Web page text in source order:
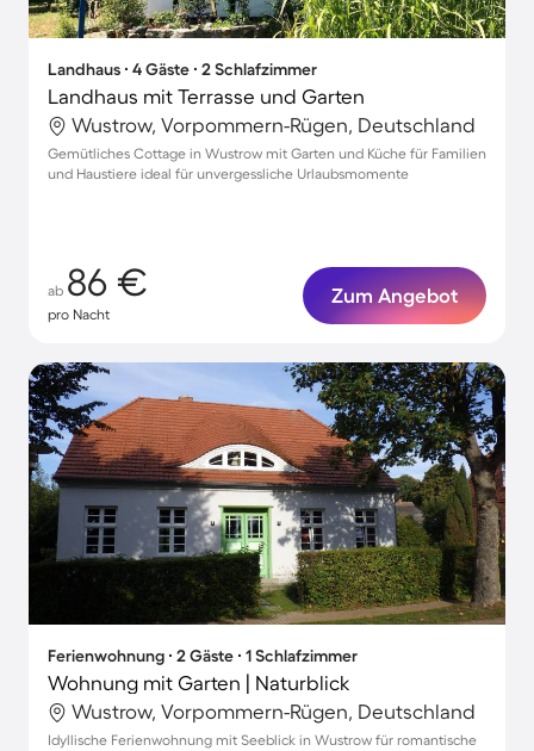
Landhaus ∙ 4 Gäste ∙ 2 Schlafzimmer
Landhaus mit Terrasse und Garten
Wustrow, Vorpommern-Rügen, Deutschland
Gemütliches Cottage in Wustrow mit Garten und Küche für Familien
und Haustiere ideal für unvergessliche Urlaubsmomente
ab 86 €
pro Nacht
Zum Angebot
Ferienwohnung ∙ 2 Gäste ∙ 1 Schlafzimmer
Wohnung mit Garten | Naturblick
Wustrow, Vorpommern-Rügen, Deutschland
Idyllische Ferienwohnung mit Seeblick in Wustrow für romantische